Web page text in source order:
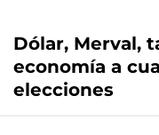
Dólar, Merval,
economía a
elecciones